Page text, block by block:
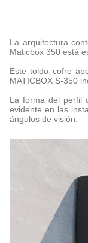
La arquitectura
Maticbox 350 está
Este toldo cofre
MATICBOX S-350
La forma del perfil
evidente en las
ángulos de visión.